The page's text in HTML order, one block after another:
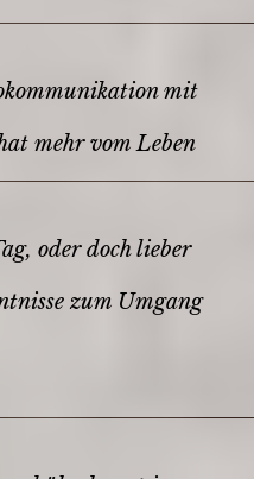
mit
mehr vom Leben
oder doch lieber
zum Umgang